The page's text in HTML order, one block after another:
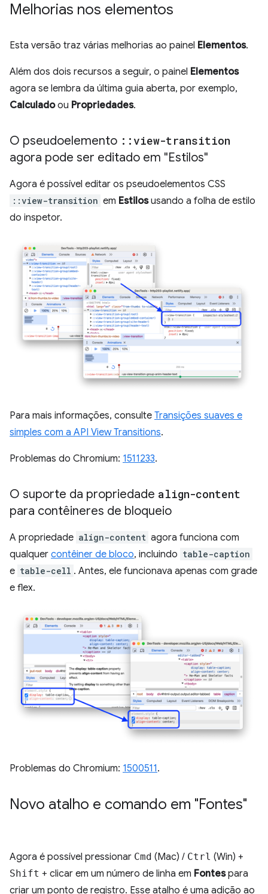
Melhorias nos elementos
Esta versão traz várias melhorias ao painel Elementos.
Além dos dois recursos a seguir, o painel Elementos
agora se lembra da última guia aberta, por exemplo,
Calculadoou Propriedades.
O pseudoelemento :: view-transition
agora pode ser editado em "Estilos"
Agora é possível editar os pseudoelementos CSS
::view-transition em Estilosusando a folha de estilo
do inspetor.
Para mais informações, consulte Transições suaves e
simples com a API View Transitions.
Problemas do Chromium: 1511233.
O suporte da propriedade align-content
para contêineres de bloqueio
A propriedade align-content agora funciona com
qualquer contêiner de bloco, incluindo table-caption
e table-cell . Antes, ele funcionava apenas com grade
e flex.
Problemas do Chromium: 1500511.
Novo atalho e comando em "Fontes"
Agora é possível pressionar Cmd (Mac) / Ctrl (Win) +
Shift + clicar em um número de linha em Fontespara
criar um ponto de registro. Esse atalho é uma adição ao